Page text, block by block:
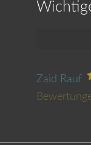
Zaid Rauf